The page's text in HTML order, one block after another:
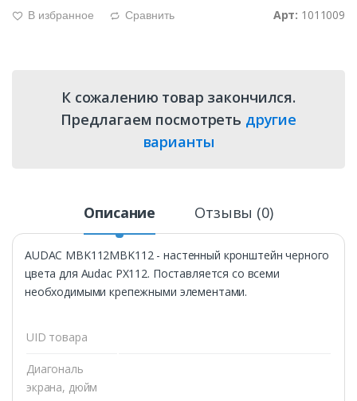
Арт: 1011009
g В избранное d Сравнить
К сожалению товар закончился.
Предлагаем посмотреть другие
варианты
Описание Отзывы (0)
AUDAC MBK112MBK112 - настенный кронштейн черного
цвета для Audac PX112. Поставляется со всеми
необходимыми крепежными элементами.
UID товара
Диагональ
экрана, дюйм